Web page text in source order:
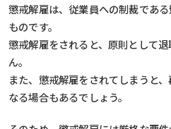
懲戒解雇は、従業員への制裁であ
ものです。
懲戒解雇をされると、原則として
ん。
また、懲戒解雇をされてしまうと
なる場合もあるでしょう。